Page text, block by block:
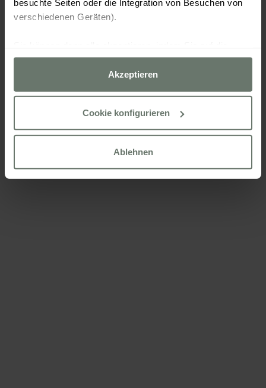
besuchte Seiten oder die Integration von Besuchen von
verschiedenen Geräten).
Option „Akzeptieren“ klicken, alle außer den unbedingt
erforderlichen ablehnen, indem Sie auf „Ablehnen“
klicken, oder sie über die Schaltfläche „Cookies
Weitere Informationen finden Sie in unserer
Akzeptieren
Cookie konfigurieren
Ablehnen